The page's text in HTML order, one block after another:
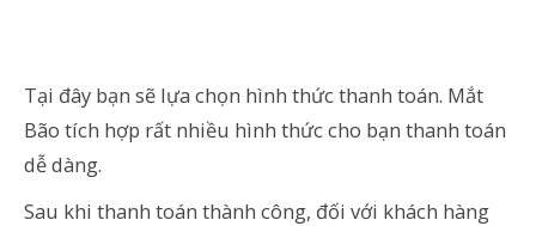
Tại đây bạn sẽ lựa chọn hình thức thanh toán. Mắt
Bão tích hợp rất nhiều hình thức cho bạn thanh toán
dễ dàng.
Sau khi thanh toán thành công, đối với khách hàng